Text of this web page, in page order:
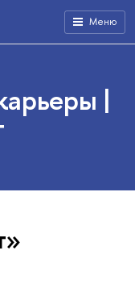
Меню
|